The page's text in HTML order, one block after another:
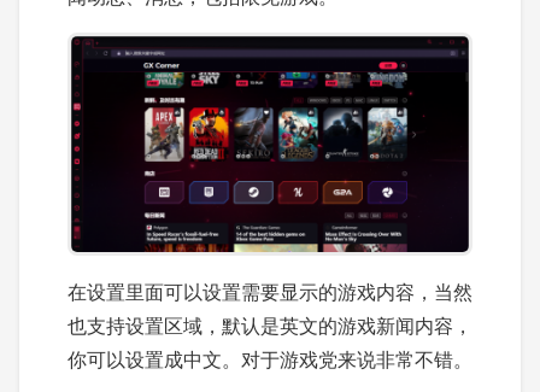
在设置里面可以设置需要显示的游戏内容，当然
也支持设置区域，默认是英文的游戏新闻内容，
你可以设置成中文。对于游戏党来说非常不错。